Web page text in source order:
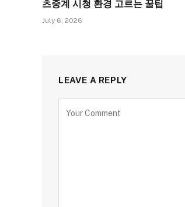
츠중계 시청 환경 고르는 꿀팁
July 6, 2026
LEAVE A REPLY